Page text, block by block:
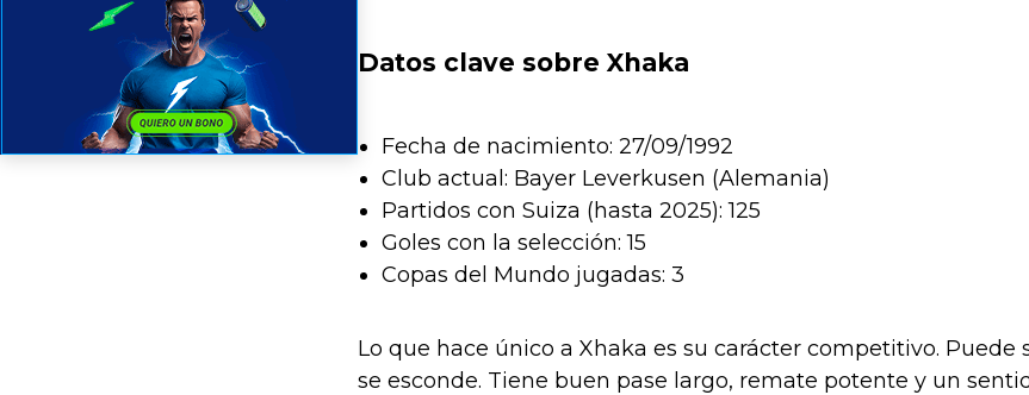
Datos clave sobre Xhaka
Fecha de nacimiento: 27/09/1992
Club actual: Bayer Leverkusen (Alemania)
Partidos con Suiza (hasta 2025): 125
Goles con la selección: 15
Copas del Mundo jugadas: 3
Lo que hace único a Xhaka es su carácter competitivo.
se esconde. Tiene buen pase largo, remate potente y un